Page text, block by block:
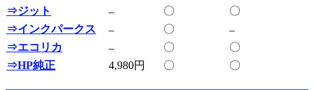
⇒ジット
– 〇
〇
⇒インクパークス
– 〇
–
⇒エコリカ
– 〇
〇
⇒HP純正
4,980円 〇 〇